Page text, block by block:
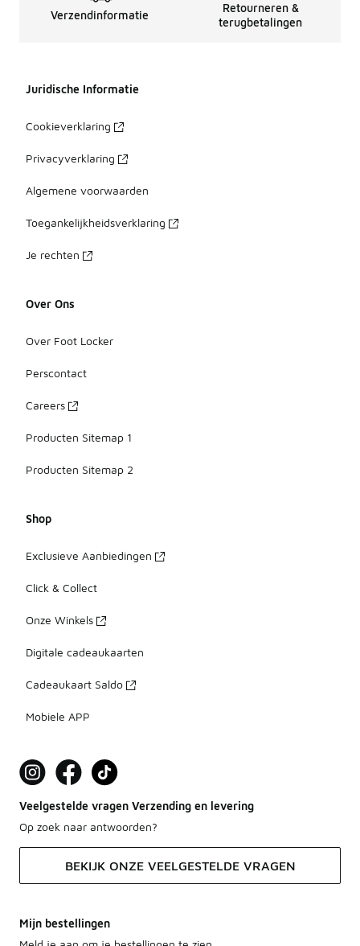
Verzendinformatie
Retourneren &
terugbetalingen
Juridische Informatie
Cookieverklaring
Privacyverklaring
Algemene voorwaarden
Toegankelijkheidsverklaring
Je rechten
Over Ons
Over Foot Locker
Perscontact
Careers
Producten Sitemap 1
Producten Sitemap 2
Shop
Exclusieve Aanbiedingen
Click & Collect
Onze Winkels
Digitale cadeaukaarten
Cadeaukaart Saldo
Mobiele APP
Veelgestelde vragen Verzending en levering
Op zoek naar antwoorden?
BEKIJK ONZE VEELGESTELDE VRAGEN
Mijn bestellingen